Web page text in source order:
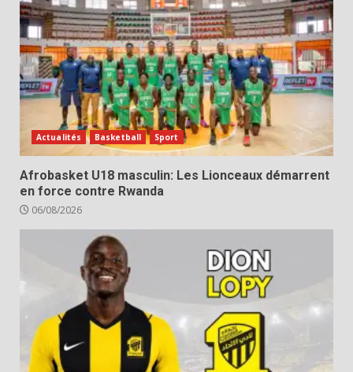
Actualités Basketball Sport
Afrobasket U18 masculin: Les Lionceaux démarrent
en force contre Rwanda
06/08/2026